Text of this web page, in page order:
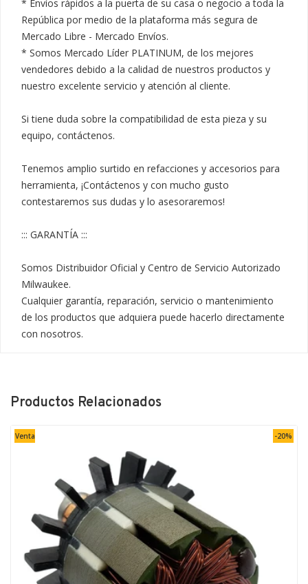
* Envíos rápidos a la puerta de su casa o negocio a toda la
República por medio de la plataforma más segura de
Mercado Libre - Mercado Envíos.
* Somos Mercado Líder PLATINUM, de los mejores
vendedores debido a la calidad de nuestros productos y
nuestro excelente servicio y atención al cliente.
Si tiene duda sobre la compatibilidad de esta pieza y su
equipo, contáctenos.
Tenemos amplio surtido en refacciones y accesorios para
herramienta, ¡Contáctenos y con mucho gusto
contestaremos sus dudas y lo asesoraremos!
::: GARANTÍA :::
Somos Distribuidor Oficial y Centro de Servicio Autorizado
Milwaukee.
Cualquier garantía, reparación, servicio o mantenimiento
de los productos que adquiera puede hacerlo directamente
con nosotros.
Productos Relacionados
Venta -20%